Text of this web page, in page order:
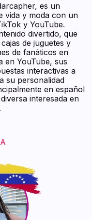
es un
vida y moda con un
y YouTube.
divertido, que
de juguetes y
de fanáticos en
en YouTube, sus
interactivas a
su personalidad
en español
interesada en